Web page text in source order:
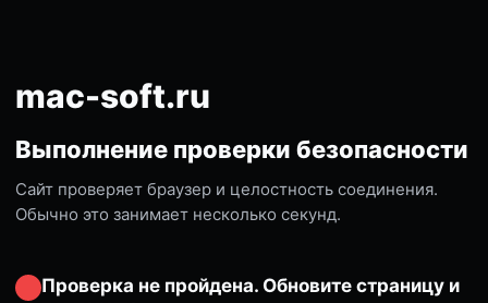
mac-soft.ru
Выполнение проверки безопасности
Сайт проверяет браузер и целостность соединения.
Обычно это занимает несколько секунд.
Проверка не пройдена. Обновите страницу и